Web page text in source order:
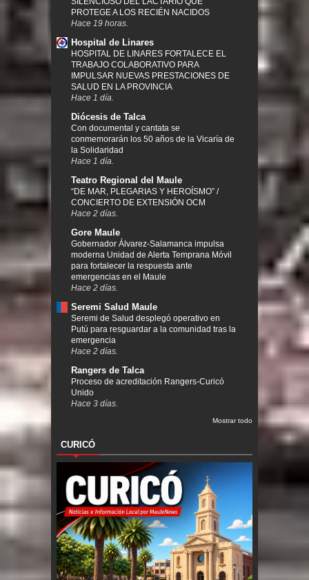
PROTEGE A LOS RECIÉN NACIDOS
Hace 19 horas.
Hospital de Linares
HOSPITAL DE LINARES FORTALECE EL
TRABAJO COLABORATIVO PARA
IMPULSAR NUEVAS PRESTACIONES DE
SALUD EN LA PROVINCIA
Hace 1 día.
Diócesis de Talca
Con documental y cantata se
conmemorarán los 50 años de la Vicaría de
la Solidaridad
Hace 1 día.
Teatro Regional del Maule
“DE MAR, PLEGARIAS Y HEROÍSMO” /
CONCIERTO DE EXTENSIÓN OCM
Hace 2 días.
Gore Maule
Gobernador Álvarez-Salamanca impulsa
moderna Unidad de Alerta Temprana Móvil
para fortalecer la respuesta ante
emergencias en el Maule
Hace 2 días.
Seremi Salud Maule
Seremi de Salud desplegó operativo en
Putú para resguardar a la comunidad tras la
emergencia
Hace 2 días.
Rangers de Talca
Proceso de acreditación Rangers-Curicó
Unido
Hace 3 días.
Mostrar todo
CURICÓ